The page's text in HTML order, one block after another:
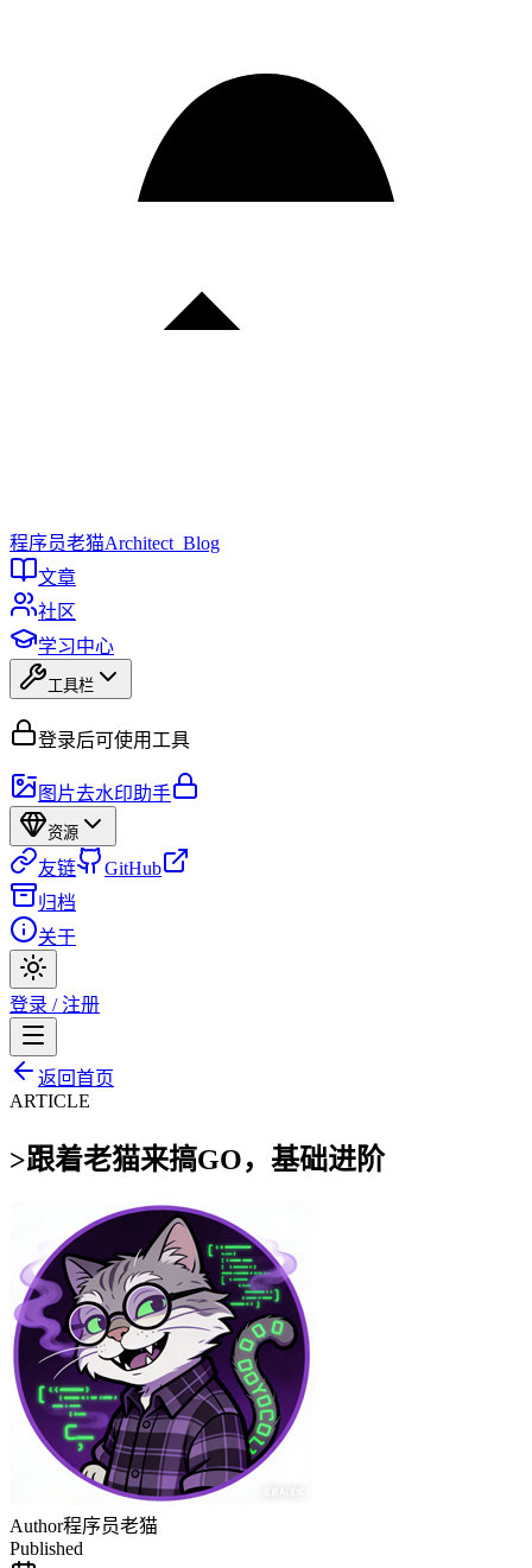
程序员老猫Architect_Blog
文章
社区
学习中心
工具栏
登录后可使用工具
图片去水印助手
资源
友链
GitHub
归档
关于
登录 / 注册
返回首页
ARTICLE
>跟着老猫来搞GO，基础进阶
Author程序员老猫
Published